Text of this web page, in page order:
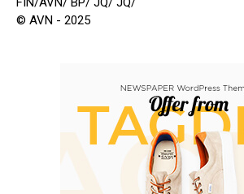
© AVN - 2025